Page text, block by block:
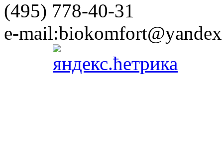
(495) 778-40-31
e-mail: